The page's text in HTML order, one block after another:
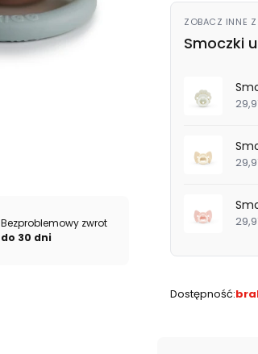
Bezproblemowy zwrot
do 30 dni
ZOBACZ INNE
Smoczki
Dostępność: